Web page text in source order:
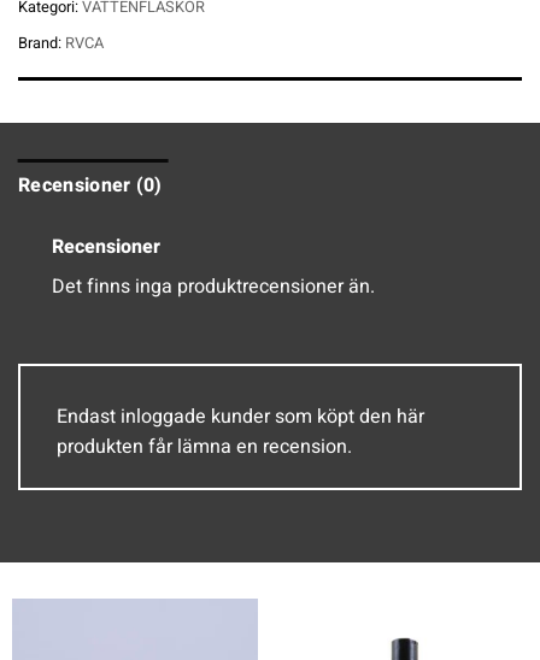
Kategori:VATTENFLASKOR
Brand: RVCA
Recensioner (0)
Recensioner
Det finns inga produktrecensioner än.
Endast inloggade kunder som köpt den här
produkten får lämna en recension.